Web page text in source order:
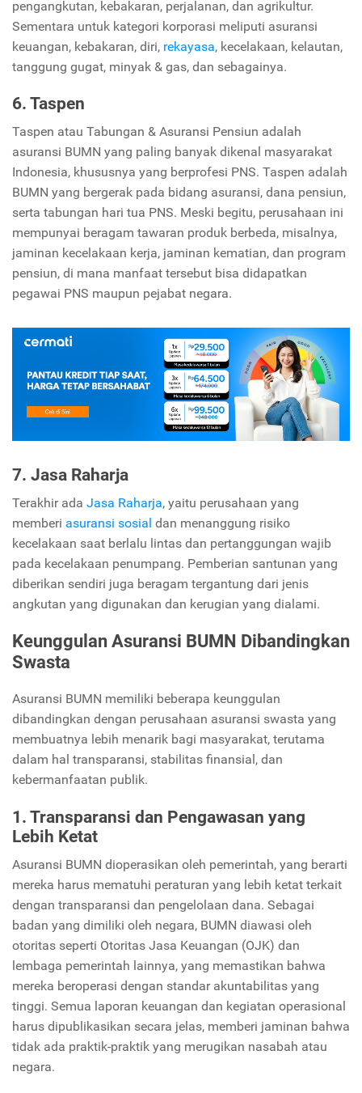
pengangkutan, kebakaran, perjalanan, dan agrikultur.
Sementara untuk kategori korporasi meliputi asuransi
keuangan, kebakaran, diri, rekayasa, kecelakaan, kelautan,
tanggung gugat, minyak & gas, dan sebagainya.
6. Taspen
Taspen atau Tabungan & Asuransi Pensiun adalah
asuransi BUMN yang paling banyak dikenal masyarakat
Indonesia, khususnya yang berprofesi PNS. Taspen adalah
BUMN yang bergerak pada bidang asuransi, dana pensiun,
serta tabungan hari tua PNS. Meski begitu, perusahaan ini
mempunyai beragam tawaran produk berbeda, misalnya,
jaminan kecelakaan kerja, jaminan kematian, dan program
pensiun, di mana manfaat tersebut bisa didapatkan
pegawai PNS maupun pejabat negara.
7. Jasa Raharja
Terakhir ada Jasa Raharja, yaitu perusahaan yang
memberi asuransi sosial dan menanggung risiko
kecelakaan saat berlalu lintas dan pertanggungan wajib
pada kecelakaan penumpang. Pemberian santunan yang
diberikan sendiri juga beragam tergantung dari jenis
angkutan yang digunakan dan kerugian yang dialami.
Keunggulan Asuransi BUMN Dibandingkan
Swasta
Asuransi BUMN memiliki beberapa keunggulan
dibandingkan dengan perusahaan asuransi swasta yang
membuatnya lebih menarik bagi masyarakat, terutama
dalam hal transparansi, stabilitas finansial, dan
kebermanfaatan publik.
1. Transparansi dan Pengawasan yang
Lebih Ketat
Asuransi BUMN dioperasikan oleh pemerintah, yang berarti
mereka harus mematuhi peraturan yang lebih ketat terkait
dengan transparansi dan pengelolaan dana. Sebagai
badan yang dimiliki oleh negara, BUMN diawasi oleh
otoritas seperti Otoritas Jasa Keuangan (OJK) dan
lembaga pemerintah lainnya, yang memastikan bahwa
mereka beroperasi dengan standar akuntabilitas yang
tinggi. Semua laporan keuangan dan kegiatan operasional
harus dipublikasikan secara jelas, memberi jaminan bahwa
tidak ada praktik-praktik yang merugikan nasabah atau
negara.